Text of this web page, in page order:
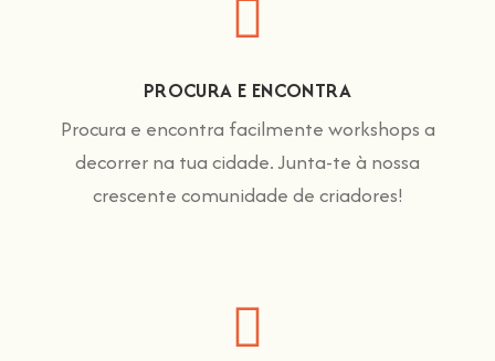
PROCURA E ENCONTRA
Procura e encontra facilmente workshops a
decorrer na tua cidade. Junta-te à nossa
crescente comunidade de criadores!